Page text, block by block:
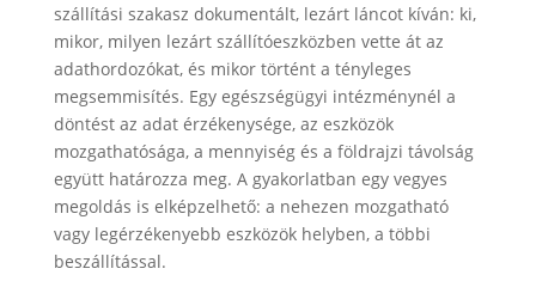
szállítási szakasz dokumentált, lezárt láncot kíván: ki,
mikor, milyen lezárt szállítóeszközben vette át az
adathordozókat, és mikor történt a tényleges
megsemmisítés. Egy egészségügyi intézménynél a
döntést az adat érzékenysége, az eszközök
mozgathatósága, a mennyiség és a földrajzi távolság
együtt határozza meg. A gyakorlatban egy vegyes
megoldás is elképzelhető: a nehezen mozgatható
vagy legérzékenyebb eszközök helyben, a többi
beszállítással.